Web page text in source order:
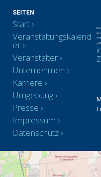
SEITEN
Start
Veranstaltungskalend
er
Veranstalter
Unternehmen
Karriere
Umgebung
Presse
Impressum
Datenschutz